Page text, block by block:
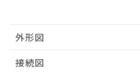
外形図
接続図